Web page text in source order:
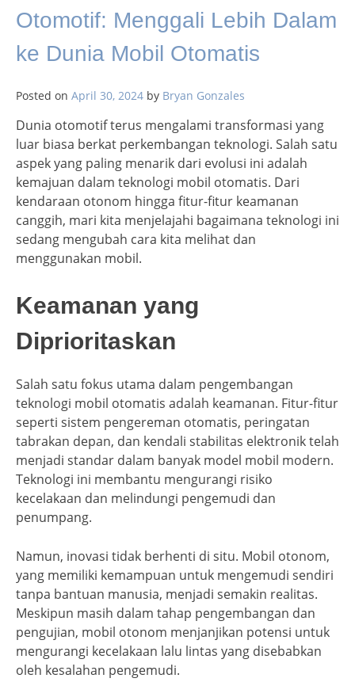
Otomotif: Menggali Lebih Dalam
ke Dunia Mobil Otomatis
Posted on April 30, 2024 by Bryan Gonzales
Dunia otomotif terus mengalami transformasi yang
luar biasa berkat perkembangan teknologi. Salah satu
aspek yang paling menarik dari evolusi ini adalah
kemajuan dalam teknologi mobil otomatis. Dari
kendaraan otonom hingga fitur-fitur keamanan
canggih, mari kita menjelajahi bagaimana teknologi ini
sedang mengubah cara kita melihat dan
menggunakan mobil.
Keamanan yang
Diprioritaskan
Salah satu fokus utama dalam pengembangan
teknologi mobil otomatis adalah keamanan. Fitur-fitur
seperti sistem pengereman otomatis, peringatan
tabrakan depan, dan kendali stabilitas elektronik telah
menjadi standar dalam banyak model mobil modern.
Teknologi ini membantu mengurangi risiko
kecelakaan dan melindungi pengemudi dan
penumpang.
Namun, inovasi tidak berhenti di situ. Mobil otonom,
yang memiliki kemampuan untuk mengemudi sendiri
tanpa bantuan manusia, menjadi semakin realitas.
Meskipun masih dalam tahap pengembangan dan
pengujian, mobil otonom menjanjikan potensi untuk
mengurangi kecelakaan lalu lintas yang disebabkan
oleh kesalahan pengemudi.